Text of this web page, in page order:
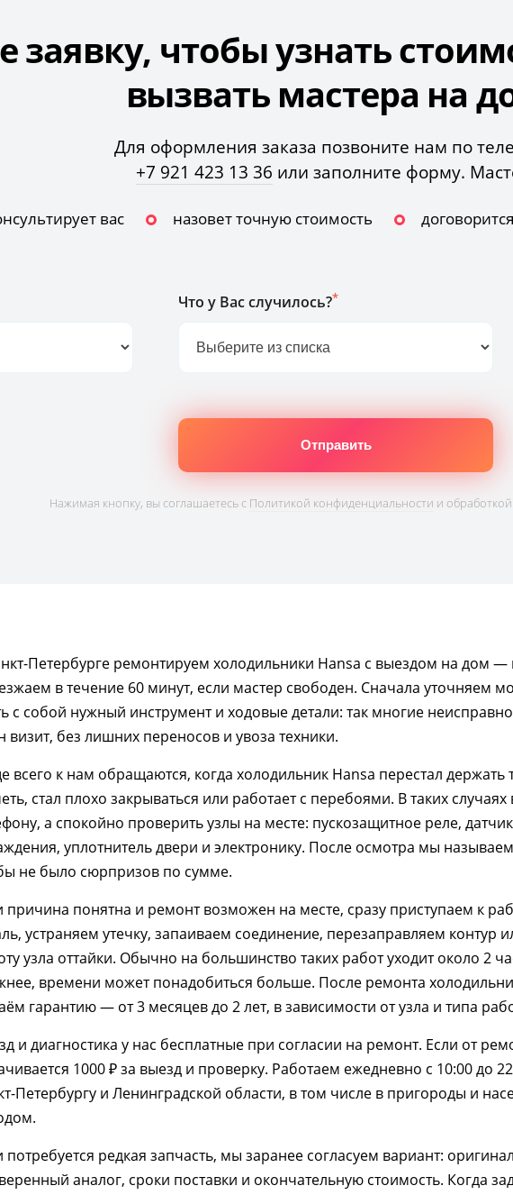
заявку, чтобы узнать
вызвать мастера на
Для оформления заказа позвоните нам по
+7 921 423 13 36 или заполните форму.
вас назовет точную стоимость
Что у Вас случилось?*
Нажимая кнопку, вы соглашаетесь с Политикой конфиденциальности и
Петербурге ремонтируем холодильники Hansa с выездом на дом
в течение 60 минут, если мастер свободен. Сначала уточняем
с собой нужный инструмент и ходовые детали: так многие
визит, без лишних переносов и увоза техники.
всего к нам обращаются, когда холодильник Hansa перестал держать
стал плохо закрываться или работает с перебоями. В таких
а спокойно проверить узлы на месте: пускозащитное реле,
уплотнитель двери и электронику. После осмотра мы
не было сюрпризов по сумме.
причина понятна и ремонт возможен на месте, сразу приступаем к
устраняем утечку, запаиваем соединение, перезаправляем контур
узла оттайки. Обычно на большинство таких работ уходит около 2
времени может понадобиться больше. После ремонта
гарантию — от 3 месяцев до 2 лет, в зависимости от узла и типа
и диагностика у нас бесплатные при согласии на ремонт. Если от
1000 ₽ за выезд и проверку. Работаем ежедневно с 10:00 до
Петербургу и Ленинградской области, в том числе в пригороды и
потребуется редкая запчасть, мы заранее согласуем вариант:
аналог, сроки поставки и окончательную стоимость. Когда